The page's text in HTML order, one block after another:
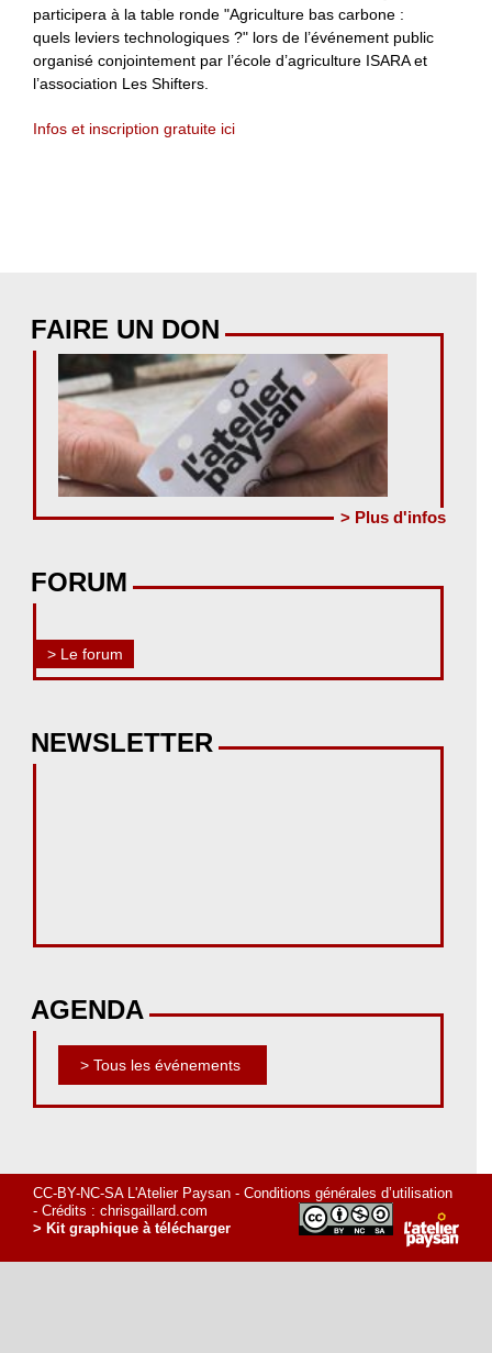
participera à la table ronde "Agriculture bas carbone :
quels leviers technologiques ?" lors de l’événement public
organisé conjointement par l’école d’agriculture ISARA et
l’association Les Shifters.
Infos et inscription gratuite ici
FAIRE UN DON
> Plus d'infos
FORUM
> Le forum
NEWSLETTER
AGENDA
> Tous les événements
CC-BY-NC-SA L'Atelier Paysan - Conditions générales d’utilisation
- Crédits : chrisgaillard.com
> Kit graphique à télécharger